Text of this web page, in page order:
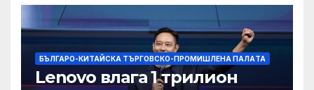
БЪЛГАРО-КИТАЙСКА ТЪРГОВСКО-ПРОМИШЛЕНА ПАЛAТА
Lenovo влага 1 трилион